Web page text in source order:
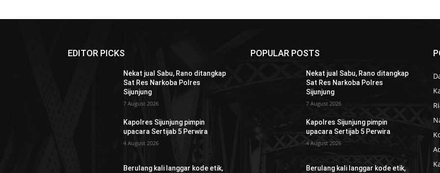
EDITOR PICKS
Nekat jual Sabu, Rano ditangkap
Sat Res Narkoba Polres
Sijunjung
7 August 2026
Kapolres Sijunjung pimpin
upacara Sertijab 5 Perwira
4 August 2026
Berulang kali langgar kode etik,
POPULAR POSTS
Nekat jual Sabu, Rano ditangkap
Sat Res Narkoba Polres
Sijunjung
7 August 2026
Kapolres Sijunjung pimpin
upacara Sertijab 5 Perwira
4 August 2026
Berulang kali langgar kode etik,